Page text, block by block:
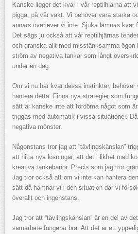
Kanske ligger det kvar i vår reptilhjärna att
pigga, på vår vakt. Vi behöver vara starka
annars överlever vi inte. Sjuka lämnas kvar
Det sägs ju också att vår reptilhjärnas
och granska allt med misstänksamma ögon
ström av negativa tankar som långt
under en dag.
Om vi nu har kvar dessa instinkter,
hantera detta. Finna nya strategier som
sätt är kanske inte att fördöma något som
triggas med automatik i vissa situationer.
negativa mönster.
Någonstans tror jag att “tävlingskänslan”
att hitta nya lösningar, att det i likhet med
kreativa tankebanor. Precis som jag tror
Jag tror också att om vi inte kan hantera
sätt då hamnar vi i den situation där vi
överallt och ingenstans.
Jag tror att “tävlingskänslan” är en del av
samarbete fungerar bra. Att det är ett